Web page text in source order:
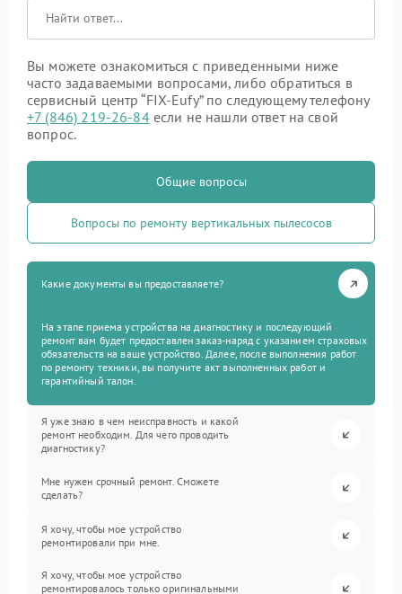
Вы можете ознакомиться с приведенными ниже
часто задаваемыми вопросами, либо обратиться в
сервисный центр “FIX-Eufy” по следующему телефону
+7 (846) 219-26-84если не нашли ответ на свой
вопрос.
Общие вопросы
Вопросы по ремонту вертикальных пылесосов
Какие документы вы предоставляете?
На этапе приема устройства на диагностику и последующий
ремонт вам будет предоставлен заказ-наряд с указанием страховых
обязательств на ваше устройство. Далее, после выполнения работ
по ремонту техники, вы получите акт выполненных работ и
гарантийный талон.
Я уже знаю в чем неисправность и какой
ремонт необходим. Для чего проводить
диагностику?
Мне нужен срочный ремонт. Сможете
сделать?
Я хочу, чтобы мое устройство
ремонтировали при мне.
Я хочу, чтобы мое устройство
ремонтировалось только оригинальными